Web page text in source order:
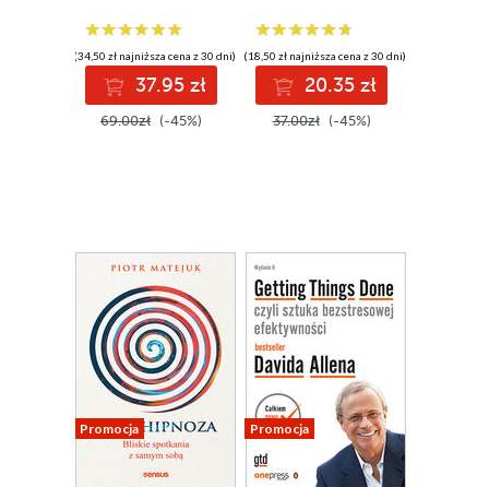
nie przeciwko
niemu)
(34,50 zł najniższa cena z 30 dni)
37.95 zł
69.00zł (-45%)
łatwością
zdobywać nowe
umiejętności
(18,50 zł najniższa cena z 30 dni)
20.35 zł
37.00zł (-45%)
Promocja Promocja